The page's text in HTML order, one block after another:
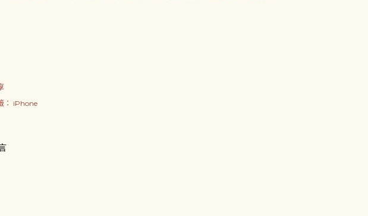
： iPhone